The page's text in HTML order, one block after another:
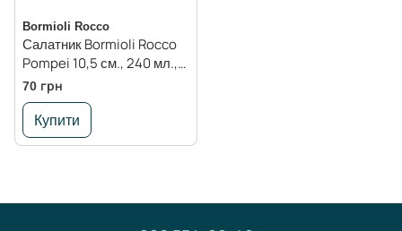
Bormioli Rocco
Салатник Bormioli Rocco
Pompei 10,5 см., 240 мл.,
скло
70 грн
Купити